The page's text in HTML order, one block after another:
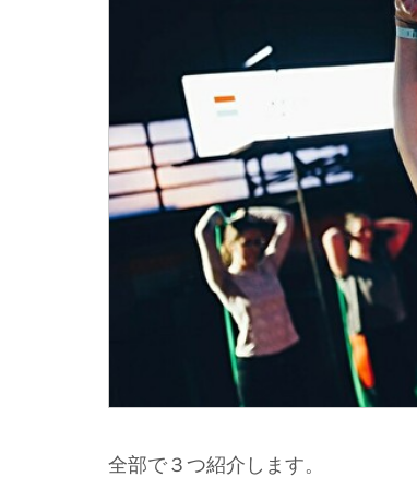
全部で３つ紹介します。